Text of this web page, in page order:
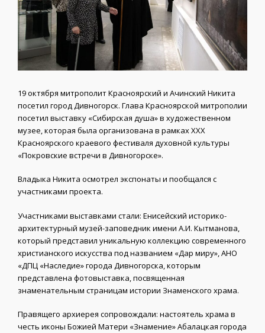
19 октября митрополит Красноярский и Ачинский Никита
посетил город Дивногорск. Глава Красноярской митрополии
посетил выставку «Сибирская душа» в художественном
музее, которая была организована в рамках XXX
Красноярского краевого фестиваля духовной культуры
«Покровские встречи в Дивногорске».
Владыка Никита осмотрел экспонаты и пообщался с
участниками проекта.
Участниками выставками стали: Енисейский историко-
архитектурный музей-заповедник имени А.И. Кытманова,
который представил уникальную коллекцию современного
христианского искусства под названием «Дар миру», АНО
«ДПЦ «Наследие» города Дивногорска, которым
представлена фотовыставка, посвященная
знаменательным страницам истории Знаменского храма.
Правящего архиерея сопровождали: настоятель храма в
честь иконы Божией Матери «Знамение» Абалацкая города